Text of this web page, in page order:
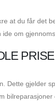
at du får det
om
Dette gjelder
bilreparasjoner